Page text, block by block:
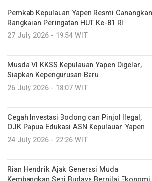
Pemkab Kepulauan Yapen Resmi Canangkan
Rangkaian Peringatan HUT Ke-81 RI
27 July 2026 - 19:54 WIT
Musda VI KKSS Kepulauan Yapen Digelar,
Siapkan Kepengurusan Baru
26 July 2026 - 18:07 WIT
Cegah Investasi Bodong dan Pinjol Ilegal,
OJK Papua Edukasi ASN Kepulauan Yapen
24 July 2026 - 22:26 WIT
Rian Hendrik Ajak Generasi Muda